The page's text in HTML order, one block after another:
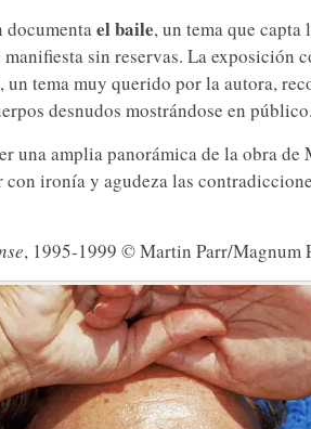
documentael baile, un tema que capta
sin reservas. La exposición
, un tema muy querido por la autora,
desnudos mostrándose en público.
una amplia panorámica de la obra de
ironía y agudeza las
, 1995-1999 © Martin Parr/Magnum